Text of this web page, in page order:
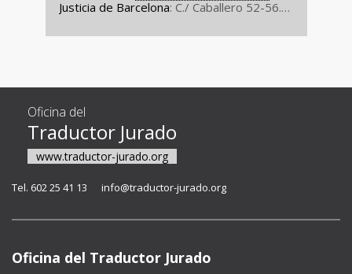
Justicia de Barcelona: C./ Caballero 52-56.
Oficina del
Traductor Jurado
www.traductor-jurado.org
Tel. 602 25 41 13 info@traductor-jurado.org
Oficina del Traductor Jurado